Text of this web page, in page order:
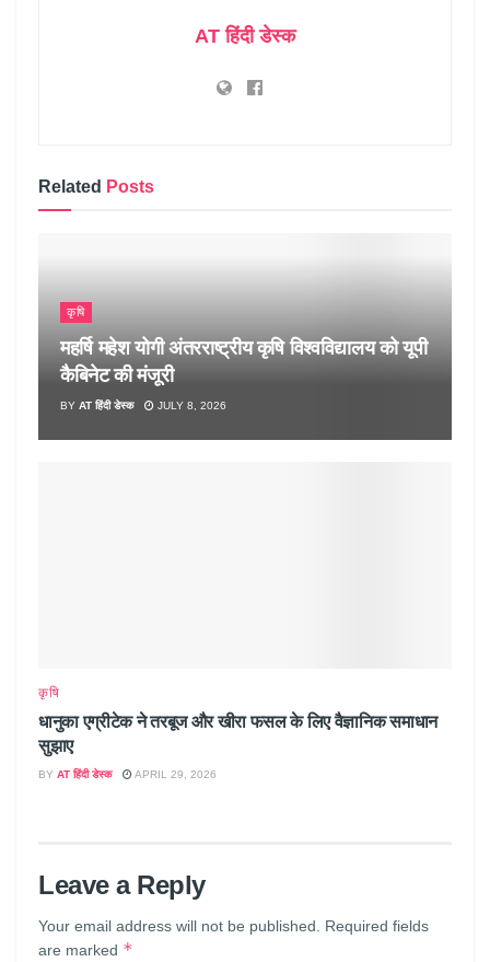
AT हिंदी डेस्क
Related Posts
कृषि
महर्षि महेश योगी अंतरराष्ट्रीय कृषि विश्वविद्यालय को यूपी
कैबिनेट की मंजूरी
BY AT हिंदी डेस्क JULY 8, 2026
कृषि
धानुका एग्रीटेक ने तरबूज और खीरा फसल के लिए वैज्ञानिक समाधान
सुझाए
BY AT हिंदी डेस्क APRIL 29, 2026
Leave a Reply
Your email address will not be published. Required fields
are marked *